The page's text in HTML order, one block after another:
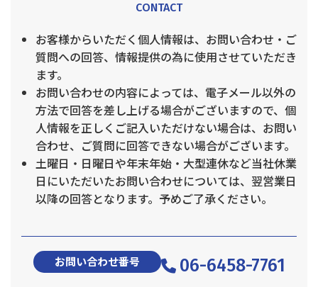
CONTACT
お客様からいただく個人情報は、お問い合わせ・ご
質問への回答、情報提供の為に使用させていただき
ます。
お問い合わせの内容によっては、電子メール以外の
方法で回答を差し上げる場合がございますので、個
人情報を正しくご記入いただけない場合は、お問い
合わせ、ご質問に回答できない場合がございます。
土曜日・日曜日や年末年始・大型連休など当社休業
日にいただいたお問い合わせについては、翌営業日
以降の回答となります。予めご了承ください。
お問い合わせ番号 06-6458-7761